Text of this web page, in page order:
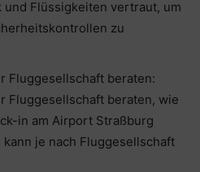
und Flüssigkeiten vertraut, um
zu
Fluggesellschaft beraten:
Fluggesellschaft beraten, wie
in am Airport Straßburg
je nach Fluggesellschaft